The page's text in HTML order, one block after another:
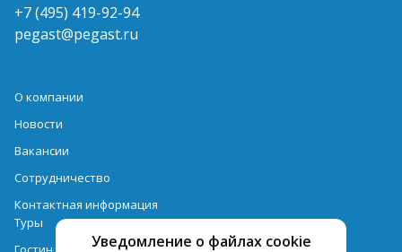
Уведомление о файлах cookie
+7 (495) 419-92-94
pegast@pegast.ru
О компании
Новости
Вакансии
Сотрудничество
Контактная информация
Туры